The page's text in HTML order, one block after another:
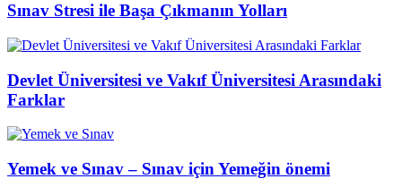
Sınav Stresi ile Başa Çıkmanın Yolları
Devlet Üniversitesi ve Vakıf Üniversitesi Arasındaki
Farklar
Yemek ve Sınav – Sınav için Yemeğin önemi